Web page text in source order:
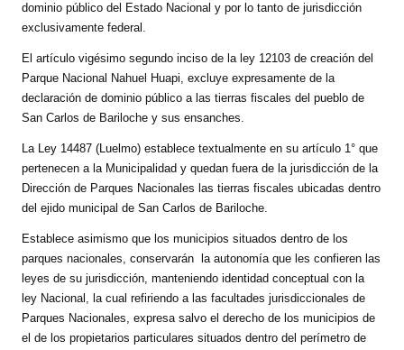
Reglamento Interno
Digesto
Organigrama
Informes de Gestión
Proyectos Presentados
Dictámenes Asesoría Letrada
Actas de Sesión
Informes de Unidad Coordinadora
dominio público del Estado Nacional y por lo tanto de jurisdicción
exclusivamente federal.
El artículo vigésimo segundo inciso de la ley 12103 de creación del
Parque Nacional Nahuel Huapi, excluye expresamente de la
declaración de dominio público a las tierras fiscales del pueblo de
San Carlos de Bariloche y sus ensanches.
La Ley 14487 (Luelmo) establece textualmente en su artículo 1° que
pertenecen a la Municipalidad y quedan fuera de la jurisdicción de la
Dirección de Parques Nacionales las tierras fiscales ubicadas dentro
del ejido municipal de San Carlos de Bariloche.
Establece asimismo que los municipios situados dentro de los
parques nacionales, conservarán
la autonomía que les confieren las
leyes de su jurisdicción, manteniendo identidad conceptual con la
ley Nacional, la cual refiriendo a las facultades jurisdiccionales de
Parques Nacionales, expresa salvo el derecho de los municipios de
el de los propietarios particulares situados dentro del perímetro de